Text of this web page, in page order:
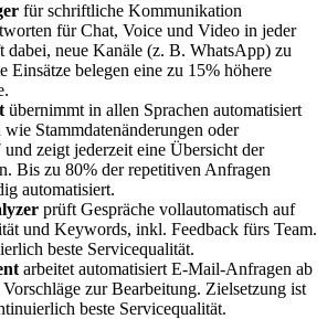
für schriftliche Kommunikation
für Chat, Voice und Video in jeder
dabei, neue Kanäle (z. B. WhatsApp) zu
Einsätze belegen eine zu 15% höhere
übernimmt in allen Sprachen automatisiert
Stammdatenänderungen oder
zeigt jederzeit eine Übersicht der
Bis zu 80% der repetitiven Anfragen
automatisiert.
prüft Gespräche vollautomatisch auf
und Keywords, inkl. Feedback fürs Team.
beste Servicequalität.
arbeitet automatisiert E-Mail-Anfragen ab
zur Bearbeitung. Zielsetzung ist
beste Servicequalität.